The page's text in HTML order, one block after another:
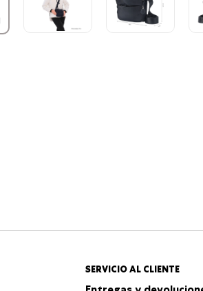
SERVICIO AL CLIENTE